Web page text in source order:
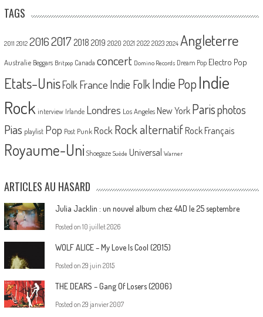
TAGS
2011 2012 20162017 2018 2019 2020 2021 2022 2023 2024 Angleterre
Australie Beggars Britpop Canada concert Domino Records Dream Pop Electro Pop
Etats-UnisFolk France Indie Folk Indie PopIndie
Rock interview Irlande Londres Los Angeles New York Parisphotos
Pias playlist Pop Post Punk Rock Rock alternatif Rock Français
Royaume-Uni Shoegaze Suède Universal Warner
ARTICLES AU HASARD
Julia Jacklin : un nouvel album chez 4AD le 25 septembre
Posted on 10 juillet 2026
WOLF ALICE – My Love Is Cool (2015)
Posted on 29 juin 2015
THE DEARS – Gang Of Losers (2006)
Posted on 29 janvier 2007